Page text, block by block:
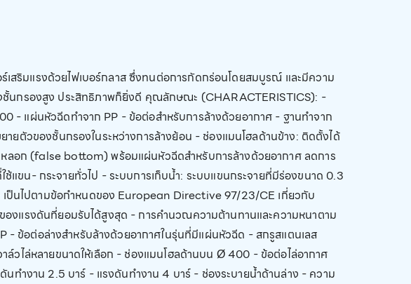
ริมแรงด้วยไฟเบอร์กลาส ซึ่งทนต่อการกัดกร่อนโดยสมบูรณ์ และมีความ
นกรองสูง ประสิทธิภาพก็ยิ่งดี คุณลักษณะ (CHARACTERISTICS): -
- แผ่นหัวฉีดทำจาก PP - ข้อต่อสำหรับการล้างด้วยอากาศ - ฐานทำจาก
ยตัวของชั้นกรองในระหว่างการล้างย้อน - ช่องแมนโฮลด้านข้าง: ติดตั้งได้
หลอก (false bottom) พร้อมแผ่นหัวฉีดสำหรับการล้างด้วยอากาศ ลดการ
ขน- กระจายทั่วไป - ระบบการเก็บน้ำ: ระบบแขนกระจายที่มีร่องขนาด 0.3
เป็นไปตามข้อกำหนดของ European Directive 97/23/CE เกี่ยวกับ
งแรงดันที่ยอมรับได้สูงสุด - การคำนวณความต้านทานและความหนาตาม
ข้อต่อล่างสำหรับล้างด้วยอากาศในรุ่นที่มีแผ่นหัวฉีด - สกรูสแตนเลส
วไล่หลายขนาดให้เลือก - ช่องแมนโฮลด้านบน Ø 400 - ข้อต่อไล่อากาศ
ำงาน 2.5 บาร์ - แรงดันทำงาน 4 บาร์ - ช่องระบายน้ำด้านล่าง - ความ